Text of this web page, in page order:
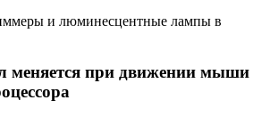
и люминесцентные лампы в
меняется при движении мыши